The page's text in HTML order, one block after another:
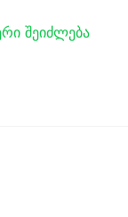
შეიძლება